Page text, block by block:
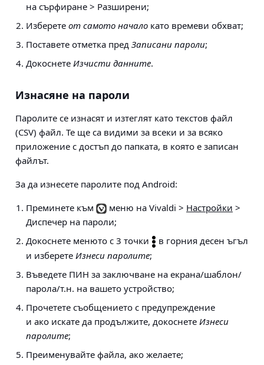
на сърфиране > Разширени;
Изберете от самото начало като времеви обхват;
Поставете отметка пред Записани пароли;
Докоснете Изчисти данните.
Изнасяне на пароли
Паролите се изнасят и изтеглят като текстов файл
(CSV) файл. Те ще са видими за всеки и за всяко
приложение с достъп до папката, в която е записан
файлът.
За да изнесете паролите под Android:
Преминете към
меню на Vivaldi > Настройки >
Диспечер на пароли;
Докоснете менюто с 3 точки
в горния десен ъгъл
и изберете Изнеси паролите;
Въведете ПИН за заключване на екрана/шаблон/
парола/т.н. на вашето устройство;
Прочетете съобщението с предупреждение
и ако искате да продължите, докоснете Изнеси
паролите;
Преименувайте файла, ако желаете;